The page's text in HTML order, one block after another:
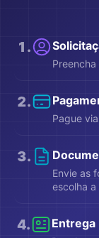
1 .
2.
Pague
3.
Envie as
escolha
4. Entrega